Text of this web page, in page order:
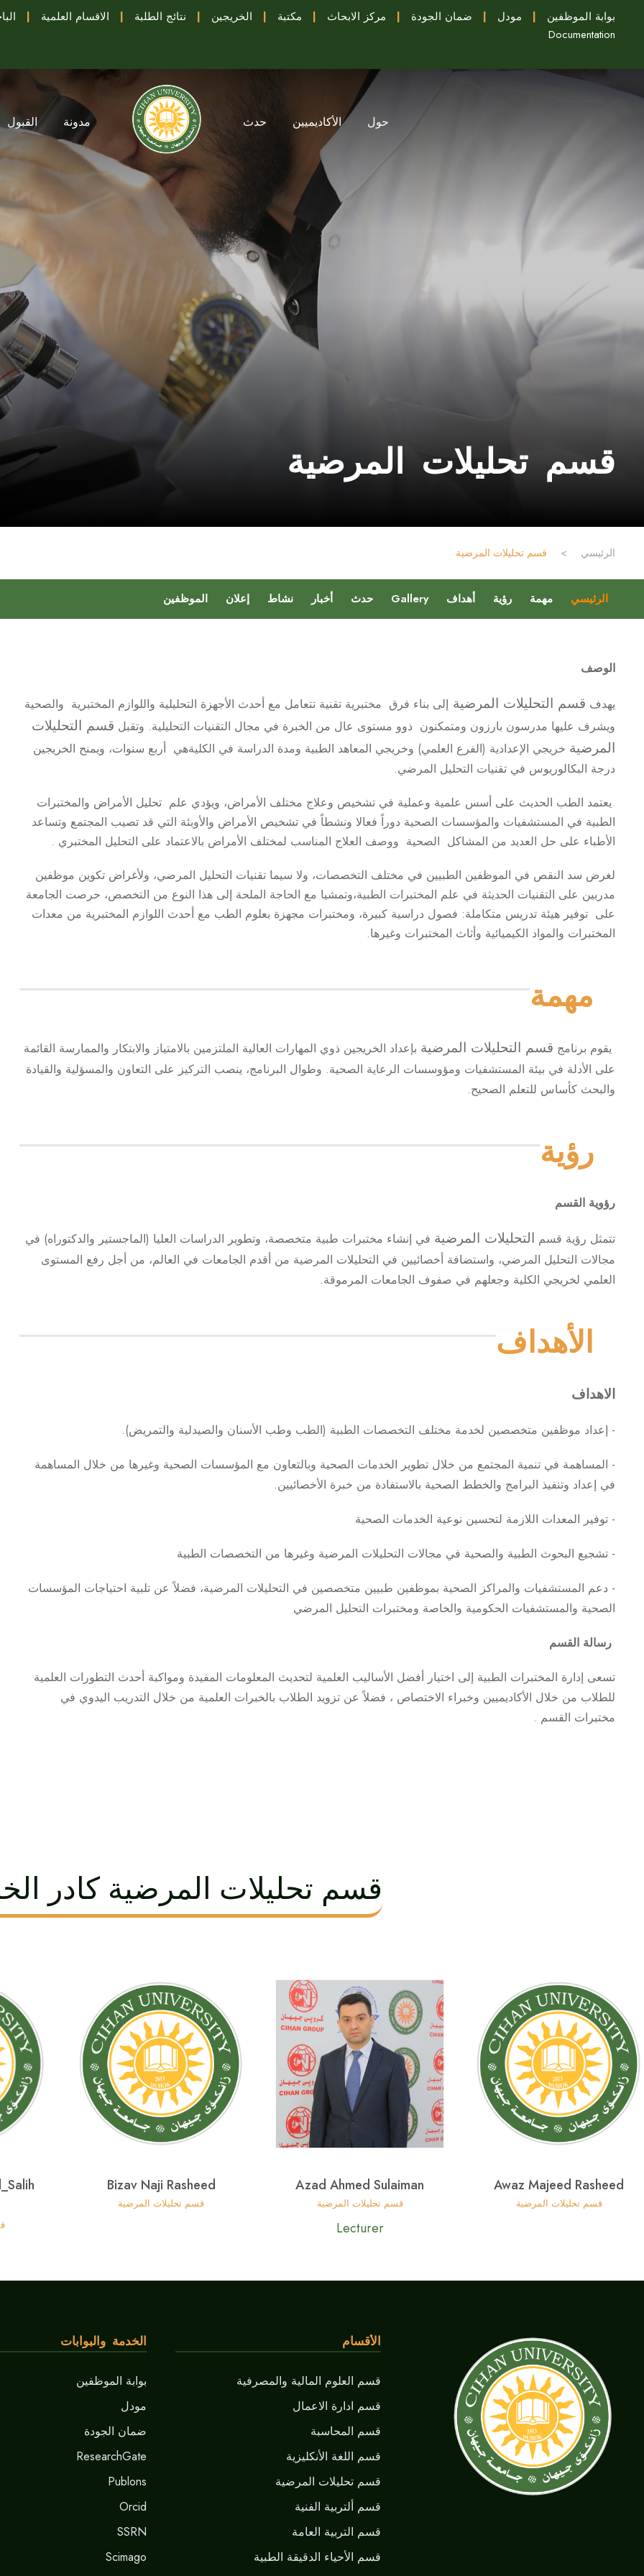
بوابة الموظفين | مودل | ضمان الجودة | مركز الابحاث | مكتبة | الخريجين | نتائج الطلبة | الاقسام العلمية |
Documentation
حول الأكاديميين حدث مدونة القبول
قسم تحليلات المرضية
الرئيسي > قسم تحليلات المرضية
الرئيسي مهمة رؤية أهداف Gallery حدث أخبار نشاط إعلان الموظفين
الوصف
يهدف قسم التحليلات المرضية إلى بناء فرق مختبرية تقنية تتعامل مع أحدث الأجهزة التحليلية واللوازم المختبرية والصحية
ويشرف عليها مدرسون بارزون ومتمكنون ذوو مستوى عال من الخبرة في مجال التقنيات التحليلية. وتقبل قسم التحليلات
المرضية خريجي الإعدادية (الفرع العلمي) وخريجي المعاهد الطبية ومدة الدراسة في الكليةهي أربع سنوات، ويمنح الخريجين
درجة البكالوريوس في تقنيات التحليل المرضي.
يعتمد الطب الحديث على أسس علمية وعملية في تشخيص وعلاج مختلف الأمراض، ويؤدي علم تحليل الأمراض والمختبرات
الطبية في المستشفيات والمؤسسات الصحية دوراً فعالا ونشطاً في تشخيص الأمراض والأوبئة التي قد تصيب المجتمع وتساعد
الأطباء على حل العديد من المشاكل الصحية ووصف العلاج المناسب لمختلف الأمراض بالاعتماد على التحليل المختبري .
لغرض سد النقص في الموظفين الطبيين في مختلف التخصصات، ولا سيما تقنيات التحليل المرضي، ولأغراض تكوين موظفين
مدربين على التقنيات الحديثة في علم المختبرات الطبية،وتمشيا مع الحاجة الملحة إلى هذا النوع من التخصص، حرصت الجامعة
على توفير هيئة تدريس متكاملة: فصول دراسية كبيرة، ومختبرات مجهزة بعلوم الطب مع أحدث اللوازم المختبرية من معدات
المختبرات والمواد الكيميائية وأثاث المختبرات وغيرها.
مهمة
يقوم برنامج قسم التحليلات المرضية بإعداد الخريجين ذوي المهارات العالية الملتزمين بالامتياز والابتكار والممارسة القائمة
على الأدلة في بيئة المستشفيات ومؤوسسات الرعاية الصحية. وطوال البرنامج، ينصب التركيز على التعاون والمسؤلية والقيادة
والبحث كأساس للتعلم الصحيح.
رؤية
رؤوية القسم
تتمثل رؤية قسم التحليلات المرضية في إنشاء مختبرات طبية متخصصة، وتطوير الدراسات العليا (الماجستير والدكتوراه) في
مجالات التحليل المرضي، واستضافة أخصائيين في التحليلات المرضية من أقدم الجامعات في العالم، من أجل رفع المستوى
العلمي لخريجي الكلية وجعلهم في صفوف الجامعات المرموقة.
الأهداف
الاهداف
- إعداد موظفين متخصصين لخدمة مختلف التخصصات الطبية (الطب وطب الأسنان والصيدلية والتمريض).
- المساهمة في تنمية المجتمع من خلال تطوير الخدمات الصحية وبالتعاون مع المؤسسات الصحية وغيرها من خلال المساهمة
في إعداد وتنفيذ البرامج والخطط الصحية بالاستفادة من خبرة الأخصائيين.
- توفير المعدات اللازمة لتحسين نوعية الخدمات الصحية
- تشجيع البحوث الطبية والصحية في مجالات التحليلات المرضية وغيرها من التخصصات الطبية
- دعم المستشفيات والمراكز الصحية بموظفين طبيين متخصصين في التحليلات المرضية، فضلاً عن تلبية احتياجات المؤسسات
الصحية والمستشفيات الحكومية والخاصة ومختبرات التحليل المرضي
رسالة القسم
تسعى إدارة المختبرات الطبية إلى اختيار أفضل الأساليب العلمية لتحديث المعلومات المفيدة ومواكبة أحدث التطورات العلمية
للطلاب من خلال الأكاديميين وخبراء الاختصاص ، فضلاً عن تزويد الطلاب بالخبرات العلمية من خلال التدريب اليدوي في
مختبرات القسم .
قسم تحليلات المرضية كادر
Awaz Majeed Rasheed
قسم تحليلات المرضية
Azad Ahmed Sulaiman
قسم تحليلات المرضية
Lecturer
Bizav Naji Rasheed
قسم تحليلات المرضية
الأقسام
قسم العلوم المالية والمصرفية
قسم ادارة الاعمال
قسم المحاسبة
قسم اللغة الأنكليزية
قسم تحليلات المرضية
قسم ألتربية الفنية
قسم التربية العامة
قسم الأحياء الدقيقة الطبية
الخدمة والبوابات
بوابة الموظفين
مودل
ضمان الجودة
ResearchGate
Publons
Orcid
SSRN
Scimago